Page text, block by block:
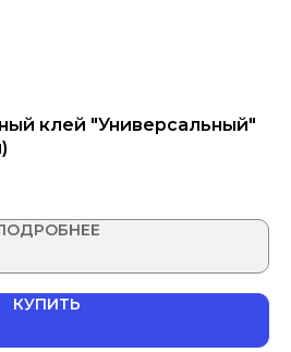
клей "Универсальный"
КУПИТЬ